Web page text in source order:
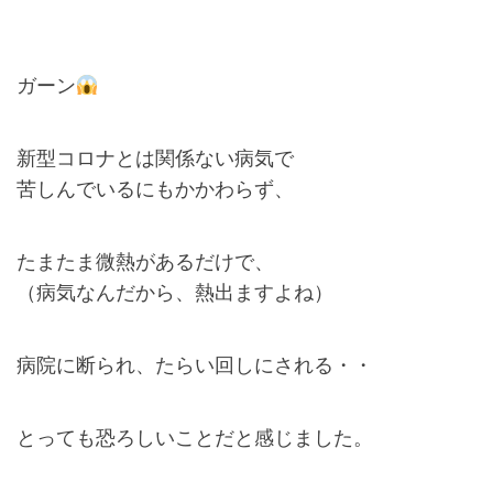
ガーン
新型コロナとは関係ない病気で
苦しんでいるにもかかわらず、
たまたま微熱があるだけで、
（病気なんだから、熱出ますよね）
病院に断られ、たらい回しにされる・・
とっても恐ろしいことだと感じました。